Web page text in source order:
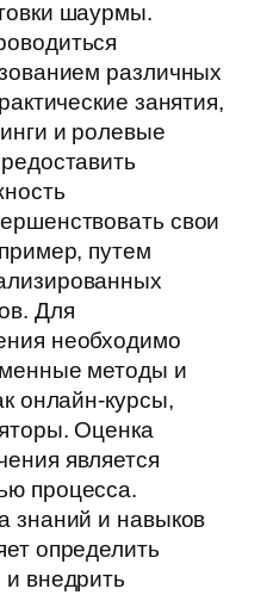
шаурмы.
различных
занятия,
и ролевые
свои
путем
Для
необходимо
методы и
онлайн-курсы,
Оценка
является
процесса.
знаний и навыков
определить
внедрить